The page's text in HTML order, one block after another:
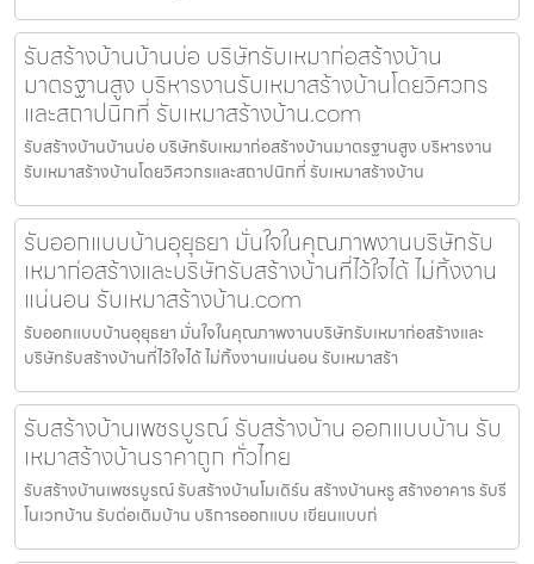
รับสร้างบ้านบ้านบ่อ บริษัทรับเหมาก่อสร้างบ้าน
มาตรฐานสูง บริหารงานรับเหมาสร้างบ้านโดยวิศวกร
และสถาปนิกที่ รับเหมาสร้างบ้าน.com
รับสร้างบ้านบ้านบ่อ บริษัทรับเหมาก่อสร้างบ้านมาตรฐานสูง บริหารงาน
รับเหมาสร้างบ้านโดยวิศวกรและสถาปนิกที่ รับเหมาสร้างบ้าน
รับออกแบบบ้านอุยุธยา มั่นใจในคุณภาพงานบริษัทรับ
เหมาก่อสร้างและบริษัทรับสร้างบ้านที่ไว้ใจได้ ไม่ทิ้งงาน
แน่นอน รับเหมาสร้างบ้าน.com
รับออกแบบบ้านอุยุธยา มั่นใจในคุณภาพงานบริษัทรับเหมาก่อสร้างและ
บริษัทรับสร้างบ้านที่ไว้ใจได้ ไม่ทิ้งงานแน่นอน รับเหมาสร้า
รับสร้างบ้านเพชรบูรณ์ รับสร้างบ้าน ออกแบบบ้าน รับ
เหมาสร้างบ้านราคาถูก ทั่วไทย
รับสร้างบ้านเพชรบูรณ์ รับสร้างบ้านโมเดิร์น สร้างบ้านหรู สร้างอาคาร รับรี
โนเวทบ้าน รับต่อเติมบ้าน บริการออกแบบ เขียนแบบก่